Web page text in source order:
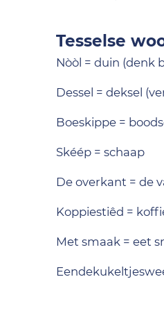
Tesselse
Nòòl = duin (denk
Dessel = deksel
Boeskippe =
Skéép = schaap
De overkant = de
Koppiestiêd =
Met smaak = eet